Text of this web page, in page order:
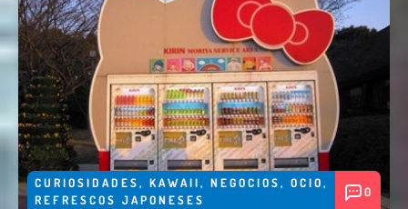
CURIOSIDADES, KAWAII, NEGOCIOS, OCIO,
REFRESCOS JAPONESES
0